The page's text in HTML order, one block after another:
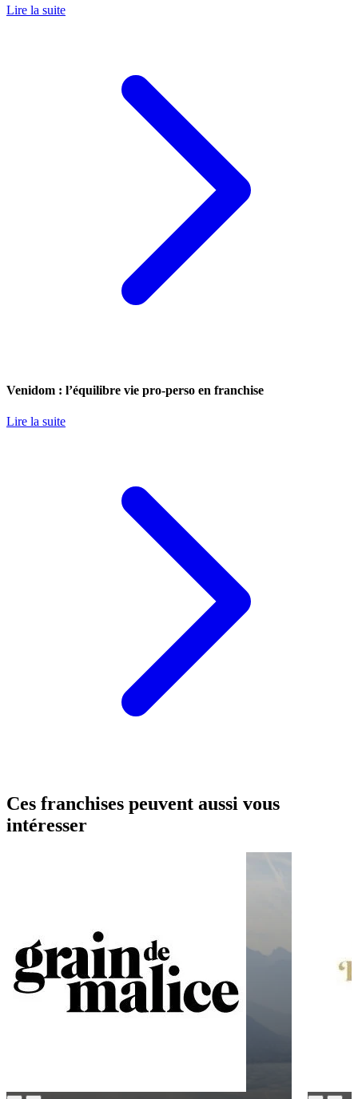
Lire la suite
Venidom : l’équilibre vie pro-perso en franchise
Lire la suite
Ces franchises peuvent aussi vous
intéresser